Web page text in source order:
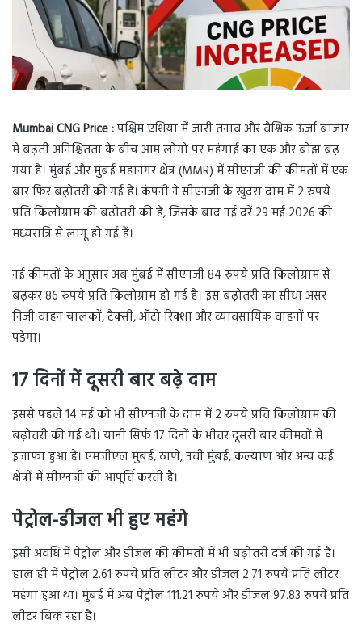
Mumbai CNG Price :पश्चिम एशिया में जारी तनाव और वैश्विक ऊर्जा बाजार
में बढ़ती अनिश्चितता के बीच आम लोगों पर महंगाई का एक और बोझ बढ़
गया है। मुंबई और मुंबई महानगर क्षेत्र (MMR) में सीएनजी की कीमतों में एक
बार फिर बढ़ोतरी की गई है। कंपनी ने सीएनजी के खुदरा दाम में 2 रुपये
प्रति किलोग्राम की बढ़ोतरी की है, जिसके बाद नई दरें 29 मई 2026 की
मध्यरात्रि से लागू हो गई हैं।
नई कीमतों के अनुसार अब मुंबई में सीएनजी 84 रुपये प्रति किलोग्राम से
बढ़कर 86 रुपये प्रति किलोग्राम हो गई है। इस बढ़ोतरी का सीधा असर
निजी वाहन चालकों, टैक्सी, ऑटो रिक्शा और व्यावसायिक वाहनों पर
पड़ेगा।
17 दिनों में दूसरी बार बढ़े दाम
इससे पहले 14 मई को भी सीएनजी के दाम में 2 रुपये प्रति किलोग्राम की
बढ़ोतरी की गई थी। यानी सिर्फ 17 दिनों के भीतर दूसरी बार कीमतों में
इजाफा हुआ है। एमजीएल मुंबई, ठाणे, नवी मुंबई, कल्याण और अन्य कई
क्षेत्रों में सीएनजी की आपूर्ति करती है।
पेट्रोल-डीजल भी हुए महंगे
इसी अवधि में पेट्रोल और डीजल की कीमतों में भी बढ़ोतरी दर्ज की गई है।
हाल ही में पेट्रोल 2.61 रुपये प्रति लीटर और डीजल 2.71 रुपये प्रति लीटर
महंगा हुआ था। मुंबई में अब पेट्रोल 111.21 रुपये और डीजल 97.83 रुपये प्रति
लीटर बिक रहा है।